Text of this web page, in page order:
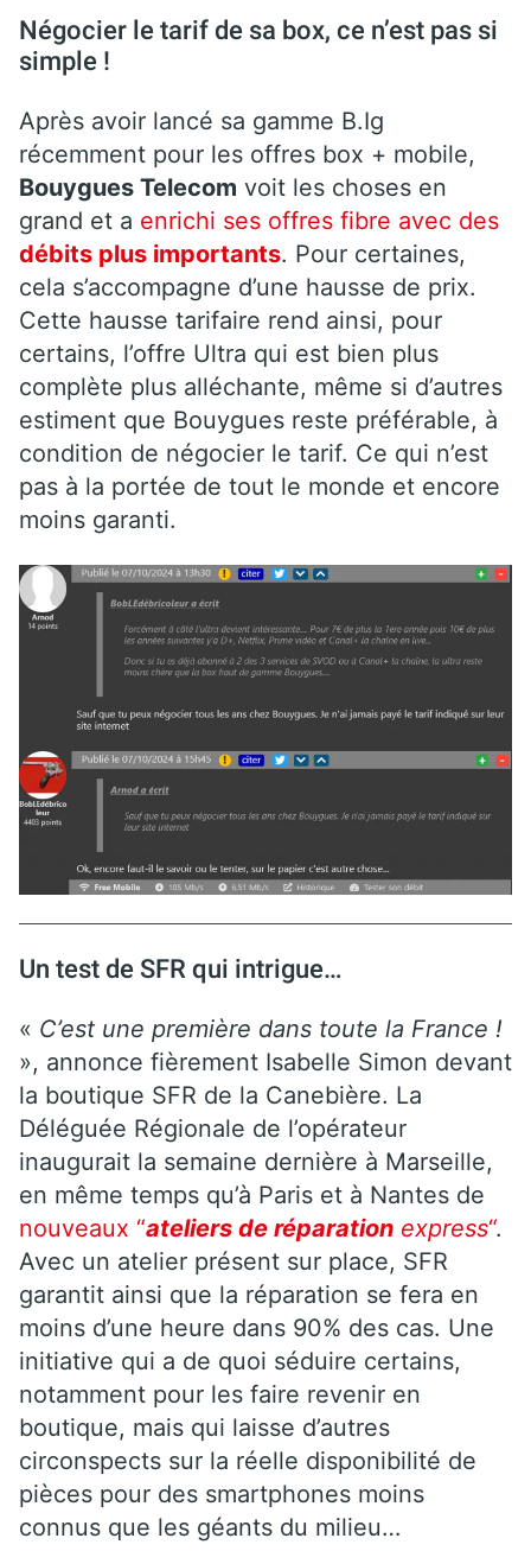
Négocier le tarif de sa box, ce n’est pas si
simple !
Après avoir lancé sa gamme B.Ig
récemment pour les offres box + mobile,
Bouygues Telecom voit les choses en
grand et a enrichi ses offres fibre avec des
débits plus importants. Pour certaines,
cela s’accompagne d’une hausse de prix.
Cette hausse tarifaire rend ainsi, pour
certains, l’offre Ultra qui est bien plus
complète plus alléchante, même si d’autres
estiment que Bouygues reste préférable, à
condition de négocier le tarif. Ce qui n’est
pas à la portée de tout le monde et encore
moins garanti.
Un test de SFR qui intrigue…
« C’est une première dans toute la France !
», annonce fièrement Isabelle Simon devant
la boutique SFR de la Canebière. La
Déléguée Régionale de l’opérateur
inaugurait la semaine dernière à Marseille,
en même temps qu’à Paris et à Nantes de
nouveaux “ateliers de réparation express“.
Avec un atelier présent sur place, SFR
garantit ainsi que la réparation se fera en
moins d’une heure dans 90% des cas. Une
initiative qui a de quoi séduire certains,
notamment pour les faire revenir en
boutique, mais qui laisse d’autres
circonspects sur la réelle disponibilité de
pièces pour des smartphones moins
connus que les géants du milieu…